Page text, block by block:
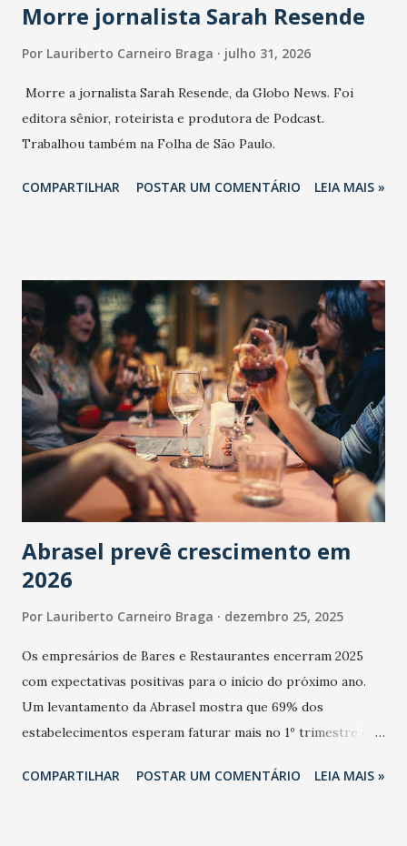
Morre jornalista Sarah Resende
Por Lauriberto Carneiro Braga julho 31, 2026
Morre a jornalista Sarah Resende, da Globo News. Foi
editora sênior, roteirista e produtora de Podcast.
Trabalhou também na Folha de São Paulo.
COMPARTILHAR POSTAR UM COMENTÁRIO LEIA MAIS »
Abrasel prevê crescimento em
2026
Por Lauriberto Carneiro Braga dezembro 25, 2025
Os empresários de Bares e Restaurantes encerram 2025
com expectativas positivas para o início do próximo ano.
Um levantamento da Abrasel mostra que 69% dos
estabelecimentos esperam faturar mais no 1º trimestre de
relação ao último trimestre deste ano, 56% também
COMPARTILHAR POSTAR UM COMENTÁRIO LEIA MAIS »